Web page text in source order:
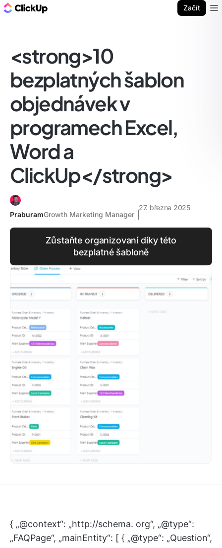
Začít
<strong>10
bezplatných šablon
objednávek v
programech Excel,
Word a
ClickUp</strong>
PraburamGrowth Marketing Manager
27. března 2025
Zůstaňte organizovaní díky této
bezplatné šabloně
{ „@context“: „http://schema. org“, „@type“:
„FAQPage“, „mainEntity“: [ { „@type“: „Question“,